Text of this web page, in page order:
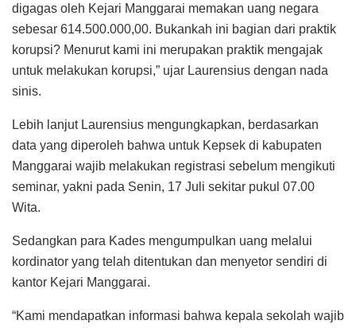
digagas oleh Kejari Manggarai memakan uang negara
sebesar 614.500.000,00. Bukankah ini bagian dari praktik
korupsi? Menurut kami ini merupakan praktik mengajak
untuk melakukan korupsi,” ujar Laurensius dengan nada
sinis.
Lebih lanjut Laurensius mengungkapkan, berdasarkan
data yang diperoleh bahwa untuk Kepsek di kabupaten
Manggarai wajib melakukan registrasi sebelum mengikuti
seminar, yakni pada Senin, 17 Juli sekitar pukul 07.00
Wita.
Sedangkan para Kades mengumpulkan uang melalui
kordinator yang telah ditentukan dan menyetor sendiri di
kantor Kejari Manggarai.
“Kami mendapatkan informasi bahwa kepala sekolah wajib